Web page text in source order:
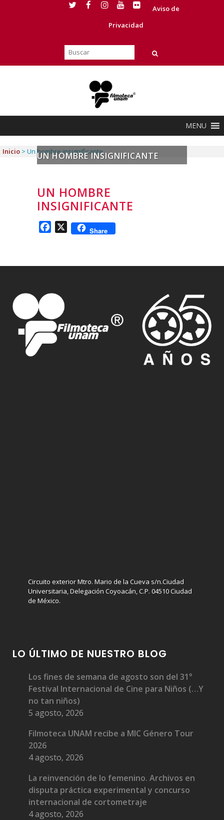
Aviso de
Privacidad
MENU
UN HOMBRE INSIGNIFICANTE
Inicio > Un hombre insignificante
UN HOMBRE
INSIGNIFICANTE
Facebook
X Share
Circuito exterior Mtro. Mario de la Cueva s/n.Ciudad
Universitaria, Delegación Coyoacán, C.P. 04510 Ciudad
de México.
LO ÚLTIMO DE NUESTRO BLOG
Los fines de semana de agosto son del 31°
Festival Internacional de Cine para Niños (…Y
no tan niños)
5 agosto, 2026
Filmoteca UNAM recibe a MIC Género Tour
2026
4 agosto, 2026
La reinvención de lo femenino. Archivos en
disputa práctica experimental y concurso
internacional de cortometraje
4 agosto, 2026